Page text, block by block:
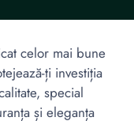
celor mai bune
ți investiția
special
și eleganța